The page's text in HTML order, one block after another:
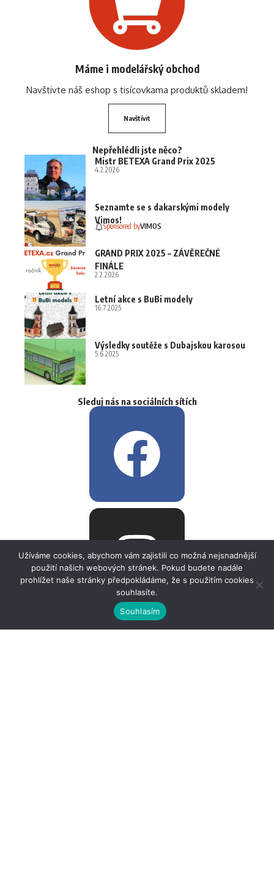
Máme i modelářský obchod
Navštivte náš eshop s tisícovkama produktů skladem!
Navštívit
Nepřehlédli jste něco?
Mistr BETEXA Grand Prix 2025
4.2.2026
Seznamte se s dakarskými modely
Vimos!
Sponsored byVIMOS
GRAND PRIX 2025 – ZÁVĚREČNÉ
FINÁLE
2.2.2026
Letní akce s BuBi modely
16.7.2025
Výsledky soutěže s Dubajskou karosou
5.6.2025
Sleduj nás na sociálních sítích
Užíváme cookies, abychom vám zajistili co možná nejsnadnější
použití našich webových stránek. Pokud budete nadále
prohlížet naše stránky předpokládáme, že s použitím cookies
souhlasíte.
Souhlasím